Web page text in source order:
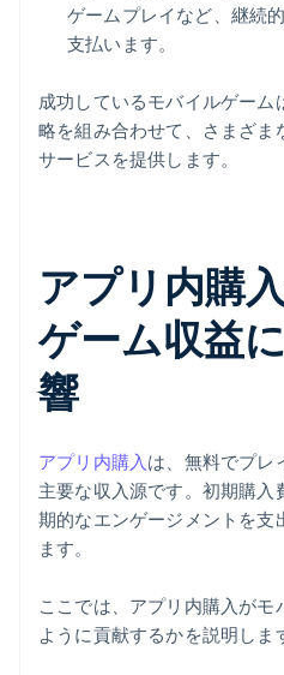
ゲームプレイなど、継続
支払います。
成功しているモバイルゲー
略を組み合わせて、さまざま
サービスを提供します。
アプリ内購
ゲーム収益
響
アプリ内購入は、無料でプレ
主要な収入源です。初期購
期的なエンゲージメントを支
ます。
ここでは、アプリ内購入が
ように貢献するかを説明しま